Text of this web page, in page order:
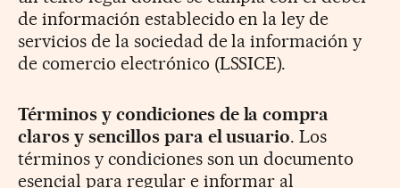
de información establecido en la ley de
servicios de la sociedad de la información y
de comercio electrónico (LSSICE).
Términos y condiciones de la compra
claros y sencillos para el usuario. Los
términos y condiciones son un documento
esencial para regular e informar al